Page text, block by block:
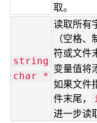
取。
string
char *
读取所有
（空格
符或文件
变量值将
如果文件
件末尾，
进一步读